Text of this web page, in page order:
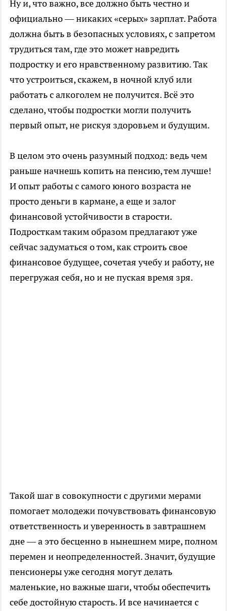
Ну и, что важно, все должно быть честно и
официально — никаких «серых» зарплат. Работа
должна быть в безопасных условиях, с запретом
трудиться там, где это может навредить
подростку и его нравственному развитию. Так
что устроиться, скажем, в ночной клуб или
работать с алкоголем не получится. Всё это
сделано, чтобы подростки могли получить
первый опыт, не рискуя здоровьем и будущим.
В целом это очень разумный подход: ведь чем
раньше начнешь копить на пенсию, тем лучше!
И опыт работы с самого юного возраста не
просто деньги в кармане, а еще и залог
финансовой устойчивости в старости.
Подросткам таким образом предлагают уже
сейчас задуматься о том, как строить свое
финансовое будущее, сочетая учебу и работу, не
перегружая себя, но и не пуская время зря.
Такой шаг в совокупности с другими мерами
помогает молодежи почувствовать финансовую
ответственность и уверенность в завтрашнем
дне — а это бесценно в нынешнем мире, полном
перемен и неопределенностей. Значит, будущие
пенсионеры уже сегодня могут делать
маленькие, но важные шаги, чтобы обеспечить
себе достойную старость. И все начинается с